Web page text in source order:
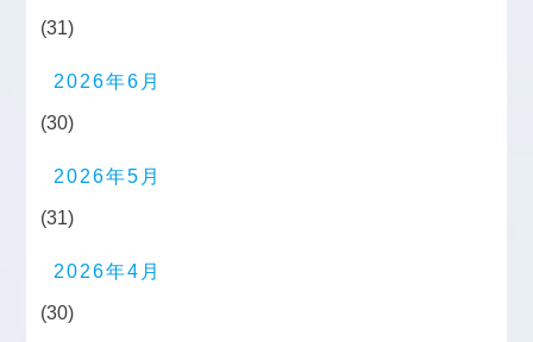
(31)
2026年6月
(30)
2026年5月
(31)
2026年4月
(30)